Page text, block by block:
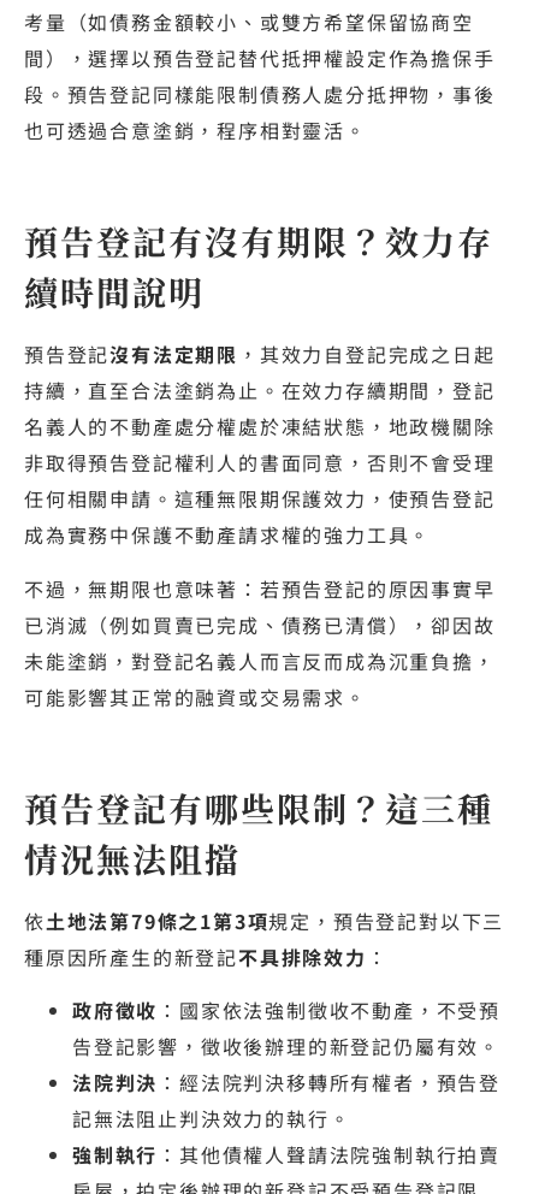
考量（如債務金額較小、或雙方希望保留協商空
間），選擇以預告登記替代抵押權設定作為擔保手
段。預告登記同樣能限制債務人處分抵押物，事後
也可透過合意塗銷，程序相對靈活。
預告登記有沒有期限？效力存
續時間說明
預告登記沒有法定期限 ，其效力自登記完成之日起
持續，直至合法塗銷為止。在效力存續期間，登記
名義人的不動產處分權處於凍結狀態，地政機關除
非取得預告登記權利人的書面同意，否則不會受理
任何相關申請。這種無限期保護效力，使預告登記
成為實務中保護不動產請求權的強力工具。
不過，無期限也意味著：若預告登記的原因事實早
已消滅（例如買賣已完成、債務已清償），卻因故
未能塗銷，對登記名義人而言反而成為沉重負擔，
可能影響其正常的融資或交易需求。
預告登記有哪些限制？這三種
情況無法阻擋
依土地法第79條之1第3項規定，預告登記對以下三
種原因所產生的新登記不具排除效力 ：
政府徵收 ：國家依法強制徵收不動產，不受預
告登記影響，徵收後辦理的新登記仍屬有效。
法院判決 ：經法院判決移轉所有權者，預告登
記無法阻止判決效力的執行。
強制執行 ：其他債權人聲請法院強制執行拍賣